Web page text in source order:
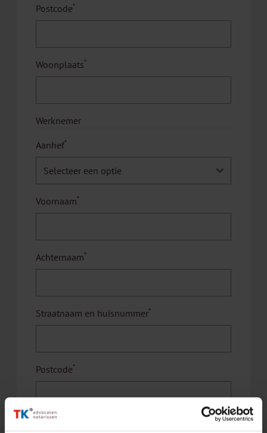
Postcode*
Woonplaats*
Werknemer
Aanhef*
Voornaam*
Achternaam*
Straatnaam en huisnummer*
Postcode*